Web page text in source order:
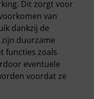
Dit zorgt voor
van
dankzij de
duurzame
functies zoals
eventuele
voordat ze